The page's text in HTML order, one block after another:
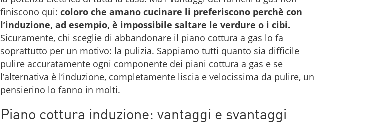
finiscono qui: coloro che amano cucinare li preferiscono perchè con
l’induzione, ad esempio, è impossibile saltare le verdure o i cibi.
Sicuramente, chi sceglie di abbandonare il piano cottura a gas lo fa
soprattutto per un motivo: la pulizia. Sappiamo tutti quanto sia difficile
pulire accuratamente ogni componente dei piani cottura a gas e se
l’alternativa è l’induzione, completamente liscia e velocissima da pulire, un
pensierino lo fanno in molti.
Piano cottura induzione: vantaggi e svantaggi